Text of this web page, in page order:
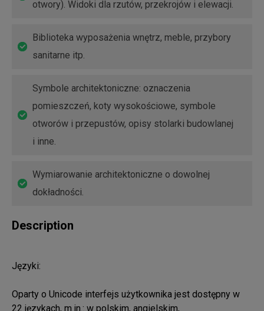
otwory). Widoki dla rzutów, przekrojów i elewacji.
Biblioteka wyposażenia wnętrz, meble, przybory
sanitarne itp.
Symbole architektoniczne: oznaczenia
pomieszczeń, koty wysokościowe, symbole
otworów i przepustów, opisy stolarki budowlanej
i inne.
Wymiarowanie architektoniczne o dowolnej
dokładności.
Description
Języki:
Oparty o Unicode interfejs użytkownika jest dostępny w
22 językach, m.in.: w polskim, angielskim,